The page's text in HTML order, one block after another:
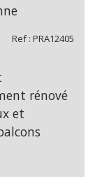
Ref : PRA12405
rénové
et